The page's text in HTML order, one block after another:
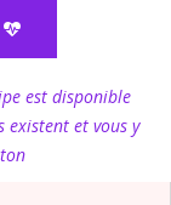
est disponible
existent et vous y